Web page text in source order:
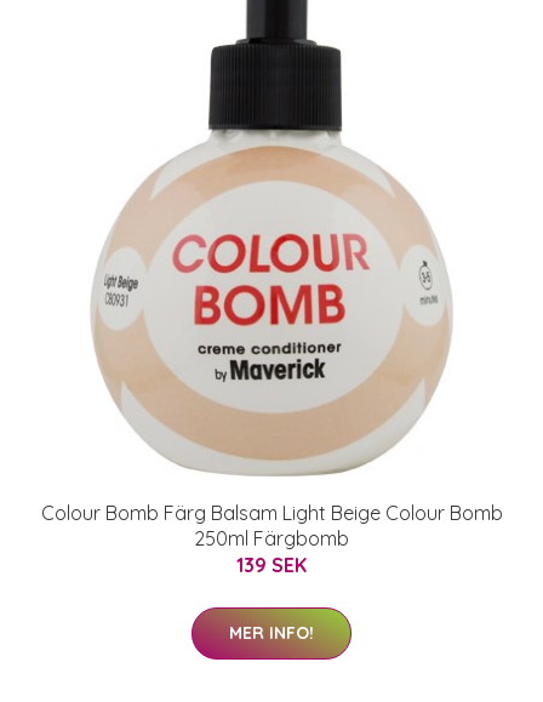
Colour Bomb Färg Balsam Light Beige Colour Bomb
250ml Färgbomb
139 SEK
MER INFO!